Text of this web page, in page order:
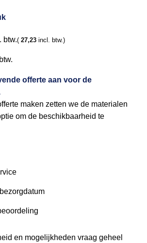
btw.( 27,23 incl. btw.)
offerte aan voor de
maken zetten we de materialen
om de beschikbaarheid te
en mogelijkheden vraag geheel